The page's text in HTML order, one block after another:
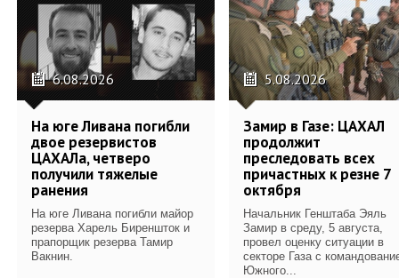
6.08.2026
На юге Ливана погибли
двое резервистов
ЦАХАЛа, четверо
получили тяжелые
ранения
На юге Ливана погибли майор
резерва Харель Биреншток и
прапорщик резерва Тамир
Вакнин.
5.08.2026
Замир в Газе: ЦАХАЛ
продолжит
преследовать всех
причастных к резне 7
октября
Начальник Генштаба Эяль
Замир в среду, 5 августа,
провел оценку ситуации в
секторе Газа с
Южного...